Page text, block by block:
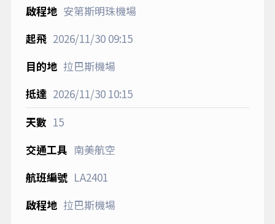
安第斯明珠機場
2026/11/3009:15
拉巴斯機場
2026/11/3010:15
15
南美航空
LA2401
拉巴斯機場